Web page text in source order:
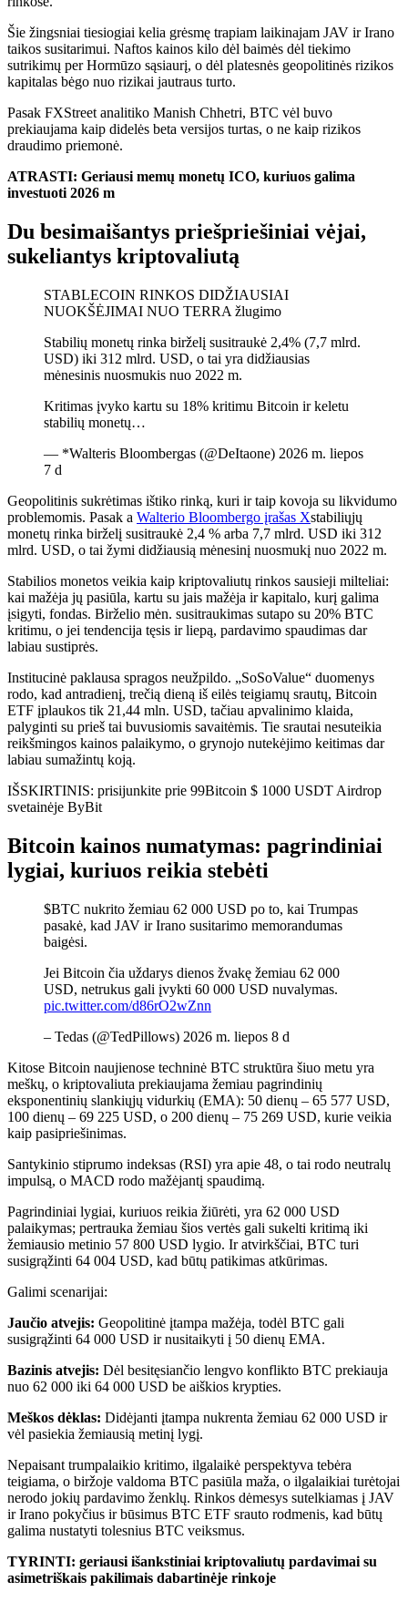
Šie žingsniai tiesiogiai kelia grėsmę trapiam laikinajam JAV ir Irano
taikos susitarimui. Naftos kainos kilo dėl baimės dėl tiekimo
sutrikimų per Hormūzo sąsiaurį, o dėl platesnės geopolitinės rizikos
kapitalas bėgo nuo rizikai jautraus turto.
Pasak FXStreet analitiko Manish Chhetri, BTC vėl buvo
prekiaujama kaip didelės beta versijos turtas, o ne kaip rizikos
draudimo priemonė.
ATRASTI: Geriausi memų monetų ICO, kuriuos galima
investuoti 2026 m
Du besimaišantys priešpriešiniai vėjai,
sukeliantys kriptovaliutą
STABLECOIN RINKOS DIDŽIAUSIAI
NUOKŠĖJIMAI NUO TERRA žlugimo
Stabilių monetų rinka birželį susitraukė 2,4% (7,7 mlrd.
USD) iki 312 mlrd. USD, o tai yra didžiausias
mėnesinis nuosmukis nuo 2022 m.
Kritimas įvyko kartu su 18% kritimu Bitcoin ir keletu
stabilių monetų…
— *Walteris Bloombergas (@DeItaone) 2026 m. liepos
7 d
Geopolitinis sukrėtimas ištiko rinką, kuri ir taip kovoja su likvidumo
problemomis. Pasak a Walterio Bloombergo įrašas Xstabiliųjų
monetų rinka birželį susitraukė 2,4 % arba 7,7 mlrd. USD iki 312
mlrd. USD, o tai žymi didžiausią mėnesinį nuosmukį nuo 2022 m.
Stabilios monetos veikia kaip kriptovaliutų rinkos sausieji milteliai:
kai mažėja jų pasiūla, kartu su jais mažėja ir kapitalo, kurį galima
įsigyti, fondas. Birželio mėn. susitraukimas sutapo su 20% BTC
kritimu, o jei tendencija tęsis ir liepą, pardavimo spaudimas dar
labiau sustiprės.
Institucinė paklausa spragos neužpildo. „SoSoValue“ duomenys
rodo, kad antradienį, trečią dieną iš eilės teigiamų srautų, Bitcoin
ETF įplaukos tik 21,44 mln. USD, tačiau apvalinimo klaida,
palyginti su prieš tai buvusiomis savaitėmis. Tie srautai nesuteikia
reikšmingos kainos palaikymo, o grynojo nutekėjimo keitimas dar
labiau sumažintų koją.
IŠSKIRTINIS: prisijunkite prie 99Bitcoin $ 1000 USDT Airdrop
svetainėje ByBit
Bitcoin kainos numatymas: pagrindiniai
lygiai, kuriuos reikia stebėti
$BTC nukrito žemiau 62 000 USD po to, kai Trumpas
pasakė, kad JAV ir Irano susitarimo memorandumas
baigėsi.
Jei Bitcoin čia uždarys dienos žvakę žemiau 62 000
USD, netrukus gali įvykti 60 000 USD nuvalymas.
pic.twitter.com/d86rO2wZnn
– Tedas (@TedPillows) 2026 m. liepos 8 d
Kitose Bitcoin naujienose techninė BTC struktūra šiuo metu yra
meškų, o kriptovaliuta prekiaujama žemiau pagrindinių
eksponentinių slankiųjų vidurkių (EMA): 50 dienų – 65 577 USD,
100 dienų – 69 225 USD, o 200 dienų – 75 269 USD, kurie veikia
kaip pasipriešinimas.
Santykinio stiprumo indeksas (RSI) yra apie 48, o tai rodo neutralų
impulsą, o MACD rodo mažėjantį spaudimą.
Pagrindiniai lygiai, kuriuos reikia žiūrėti, yra 62 000 USD
palaikymas; pertrauka žemiau šios vertės gali sukelti kritimą iki
žemiausio metinio 57 800 USD lygio. Ir atvirkščiai, BTC turi
susigrąžinti 64 004 USD, kad būtų patikimas atkūrimas.
Galimi scenarijai:
Jaučio atvejis: Geopolitinė įtampa mažėja, todėl BTC gali
susigrąžinti 64 000 USD ir nusitaikyti į 50 dienų EMA.
Bazinis atvejis: Dėl besitęsiančio lengvo konflikto BTC prekiauja
nuo 62 000 iki 64 000 USD be aiškios krypties.
Meškos dėklas: Didėjanti įtampa nukrenta žemiau 62 000 USD ir
vėl pasiekia žemiausią metinį lygį.
Nepaisant trumpalaikio kritimo, ilgalaikė perspektyva tebėra
teigiama, o biržoje valdoma BTC pasiūla maža, o ilgalaikiai turėtojai
nerodo jokių pardavimo ženklų. Rinkos dėmesys sutelkiamas į JAV
ir Irano pokyčius ir būsimus BTC ETF srauto rodmenis, kad būtų
galima nustatyti tolesnius BTC veiksmus.
TYRINTI: geriausi išankstiniai kriptovaliutų pardavimai su
asimetriškais pakilimais dabartinėje rinkoje